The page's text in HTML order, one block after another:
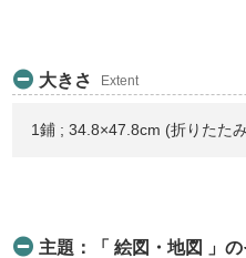
大きさ Extent
1鋪 ; 34.8×47.8cm (折りたた
主題：「 絵図・地図 」